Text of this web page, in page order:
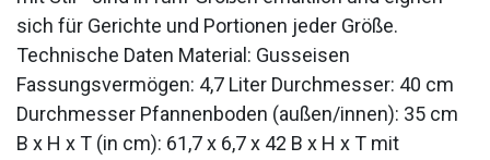
sich für Gerichte und Portionen jeder Größe.
Technische Daten Material: Gusseisen
Fassungsvermögen: 4,7 Liter Durchmesser: 40 cm
Durchmesser Pfannenboden (außen/innen): 35 cm
B x H x T (in cm): 61,7 x 6,7 x 42 B x H x T mit